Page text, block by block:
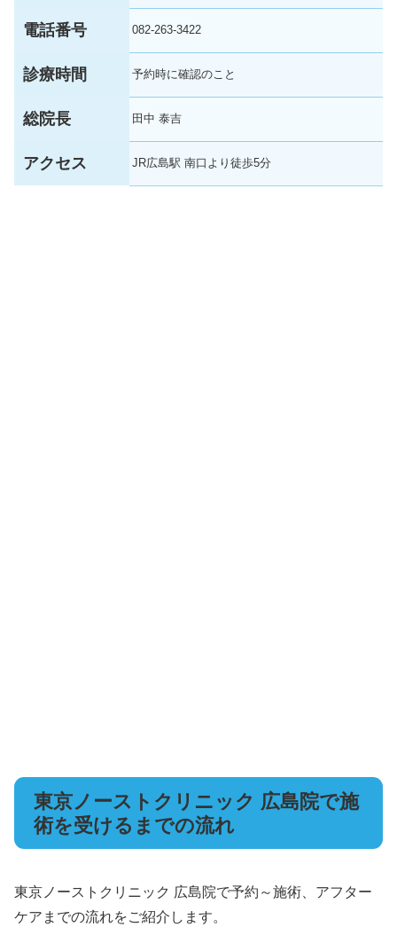
電話番号 082-263-3422
診療時間 予約時に確認のこと
総院長 田中 泰吉
アクセス JR広島駅 南口より徒歩5分
東京ノーストクリニック 広島院で施
術を受けるまでの流れ
東京ノーストクリニック 広島院で予約～施術、アフター
ケアまでの流れをご紹介します。